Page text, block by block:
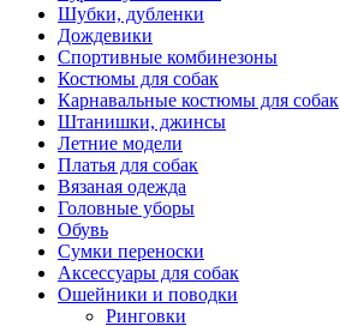
Шубки, дубленки
Дождевики
Спортивные комбинезоны
Костюмы для собак
Карнавальные костюмы для собак
Штанишки, джинсы
Летние модели
Платья для собак
Вязаная одежда
Головные уборы
Обувь
Сумки переноски
Аксессуары для собак
Ошейники и поводки
Ринговки